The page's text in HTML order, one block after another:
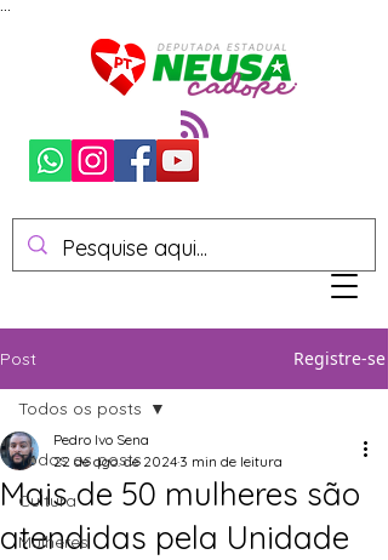
Post Registre-se
Todos os posts
Cultura
Mulheres
Todos os posts
Mais de 50 mulheres são
atendidas pela Unidade
Pedro Ivo Sena
22 de ago. de 2024 3 min de leitura